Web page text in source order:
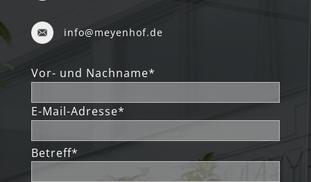
info@meyenhof.de
Vor- und Nachname*
E-Mail-Adresse*
Betreff*